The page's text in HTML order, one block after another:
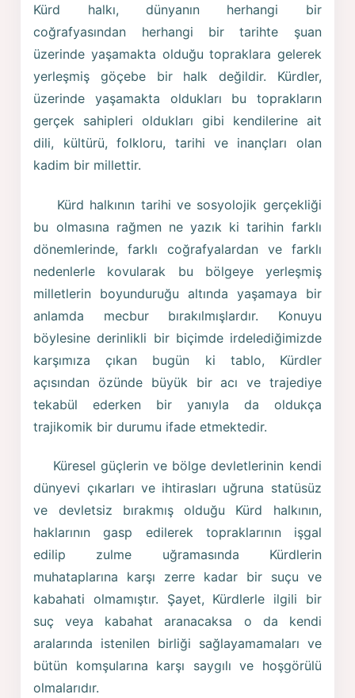
Kürd halkı, dünyanın herhangi bir
coğrafyasından herhangi bir tarihte şuan
üzerinde yaşamakta olduğu topraklara gelerek
yerleşmiş göçebe bir halk değildir. Kürdler,
üzerinde yaşamakta oldukları bu toprakların
gerçek sahipleri oldukları gibi kendilerine ait
dili, kültürü, folkloru, tarihi ve inançları olan
kadim bir millettir.
Kürd halkının tarihi ve sosyolojik gerçekliği
bu olmasına rağmen ne yazık ki tarihin farklı
dönemlerinde, farklı coğrafyalardan ve farklı
nedenlerle kovularak bu bölgeye yerleşmiş
milletlerin boyunduruğu altında yaşamaya bir
anlamda mecbur bırakılmışlardır. Konuyu
böylesine derinlikli bir biçimde irdelediğimizde
karşımıza çıkan bugün ki tablo, Kürdler
açısından özünde büyük bir acı ve trajediye
tekabül ederken bir yanıyla da oldukça
trajikomik bir durumu ifade etmektedir.
Küresel güçlerin ve bölge devletlerinin kendi
dünyevi çıkarları ve ihtirasları uğruna statüsüz
ve devletsiz bırakmış olduğu Kürd halkının,
haklarının gasp edilerek topraklarının işgal
edilip zulme uğramasında Kürdlerin
muhataplarına karşı zerre kadar bir suçu ve
kabahati olmamıştır. Şayet, Kürdlerle ilgili bir
suç veya kabahat aranacaksa o da kendi
aralarında istenilen birliği sağlayamamaları ve
bütün komşularına karşı saygılı ve hoşgörülü
olmalarıdır.